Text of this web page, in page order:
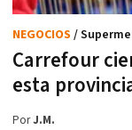
Carrefour
esta
NEGOCIOS /
PorJ.M.